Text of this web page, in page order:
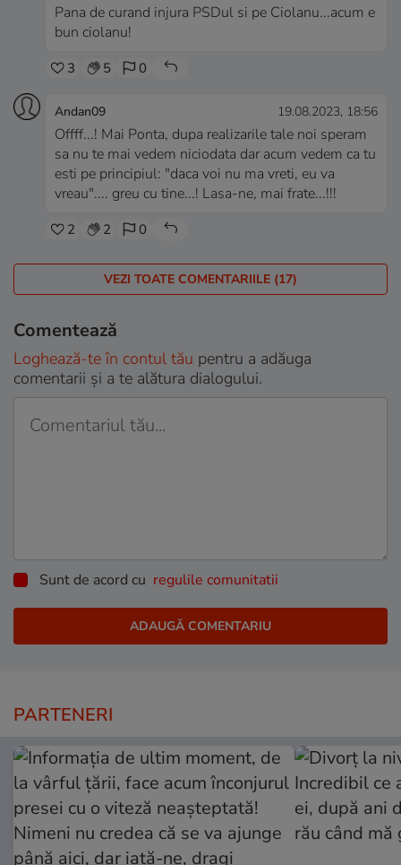
Pana de curand injura PSDul si pe Ciolanu...acum e
bun ciolanu!
3 5 0
Andan09 19.08.2023, 18:56
Offff...! Mai Ponta, dupa realizarile tale noi speram
sa nu te mai vedem niciodata dar acum vedem ca tu
esti pe principiul: "daca voi nu ma vreti, eu va
vreau".... greu cu tine...! Lasa-ne, mai frate...!!!
2 2 0
VEZI TOATE COMENTARIILE (17)
Comentează
Loghează-te în contul tău pentru a adăuga
comentarii și a te alătura dialogului.
Sunt de acord cu regulile comunitatii
PARTENERI